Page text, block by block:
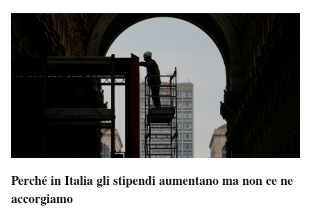
Perché in Italia gli stipendi aumentano ma non ce ne
accorgiamo